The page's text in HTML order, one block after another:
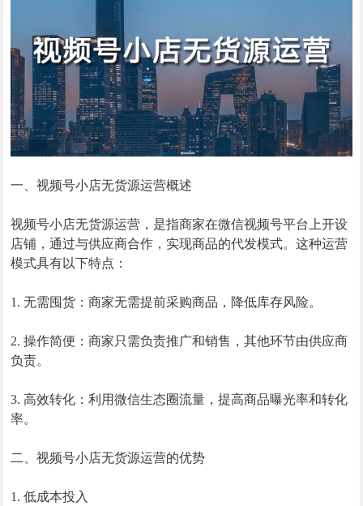
一、视频号小店无货源运营概述
视频号小店无货源运营，是指商家在微信视频号平台上开设
店铺，通过与供应商合作，实现商品的代发模式。这种运营
模式具有以下特点：
1. 无需囤货：商家无需提前采购商品，降低库存风险。
2. 操作简便：商家只需负责推广和销售，其他环节由供应商
负责。
3. 高效转化：利用微信生态圈流量，提高商品曝光率和转化
率。
二、视频号小店无货源运营的优势
1. 低成本投入